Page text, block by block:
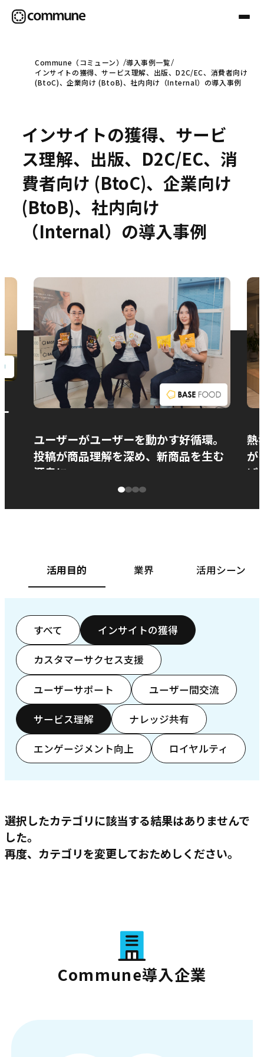
Communeについて
事例
セミナー
お問い合わせ
Commune（コミューン）
導入事例一覧
インサイトの獲得、サービス理解、出版、D2C/EC、消費者向け
(BtoC)、企業向け (BtoB)、社内向け（Internal）の導入事例
インサイトの獲得、サービ
ス理解、出版、D2C/EC、消
費者向け (BtoC)、企業向け
(BtoB)、社内向け
（Internal）の導入事例
ユーザーがユーザーを動かす好循環。
投稿が商品理解を深め、新商品を生む
源泉に
熱
が
ぱ
活用目的 業界 活用シーン
すべて インサイトの獲得
カスタマーサクセス支援
ユーザーサポート ユーザー間交流
サービス理解 ナレッジ共有
エンゲージメント向上 ロイヤルティ
選択したカテゴリに該当する結果はありませんで
した。
再度、カテゴリを変更しておためしください。
Commune導入企業